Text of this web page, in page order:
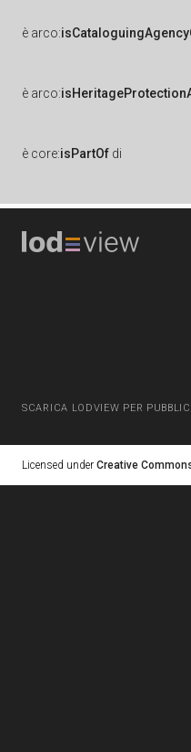
è arco:
è arco:
è core:isPartOf di
SCARICA LODVIEW PER
Licensed under Creative